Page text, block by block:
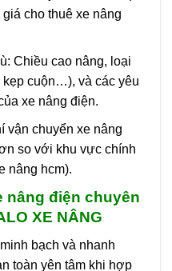
cho thuê xe nâng
Chiều cao nâng, loại
kẹp cuộn…), và các yêu
xe nâng điện.
vận chuyển xe nâng
so với khu vực chính
nâng hcm).
nâng điện chuyên
XE NÂNG
bạch và nhanh
toàn yên tâm khi hợp